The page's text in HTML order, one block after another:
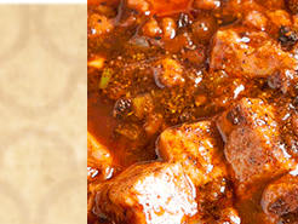
北
陽
中菜